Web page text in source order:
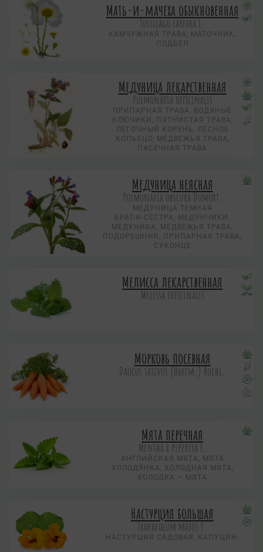
Мать-и-мачеха обыкновенная
Tussilago farfara L.
КАМЧУЖНАЯ ТРАВА, МАТОЧНИК,
ПОДБЕЛ
Медуница лекарственная
Pulmonaria officinalis
ПРИПАРНАЯ ТРАВА, ВОДЯНЫЕ
КЛЮЧИКИ, ПЯТНИСТАЯ ТРАВА,
ЛЕГОЧНЫЙ КОРЕНЬ, ЛЕСНОЕ
КОПЬЕЦО, МЕДВЕЖЬЯ ТРАВА,
ПАСЕЧНАЯ ТРАВА
Медуница неясная
Pulmonaria obscura Dumort.
МЕДУНИЦА ТЕМНАЯ
БРАТ-И-СЕСТРА, МЕДУНЧИКИ,
МЕДУНИКА, МЕДВЕЖЬЯ ТРАВА,
ПОДОРЕШНИК, ПРИПАРНАЯ ТРАВА,
СУКОНЦЕ
Мелисса лекарственная
Melissa officinalis
Морковь посевная
Daucus sativus (Hoffm.) Roehl.
Мята перечная
Mentha х piperita L.
АНГЛИЙСКАЯ МЯТА, МЯТА
ХОЛОДЯНКА, ХОЛОДНАЯ МЯТА,
ХОЛОДКА — МЯТА
Настурция большая
Tropaeolum majus L.
НАСТУРЦИЯ САДОВАЯ, КАПУЦИН.